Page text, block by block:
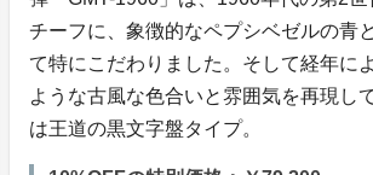
チーフに、象徴的なペプシベゼルの青
て特にこだわりました。そして経年に
ような古風な色合いと雰囲気を再現し
は王道の黒文字盤タイプ。